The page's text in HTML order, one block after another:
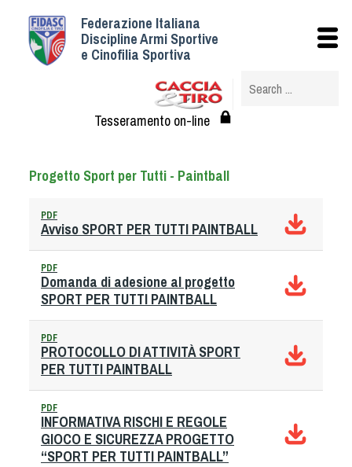
Federazione Italiana
Discipline Armi Sportive
e Cinofilia Sportiva
Tesseramento on-line
Progetto Sport per Tutti - Paintball
PDF
Avviso SPORT PER TUTTI PAINTBALL
PDF
Domanda di adesione al progetto
SPORT PER TUTTI PAINTBALL
PDF
PROTOCOLLO DI ATTIVITÀ SPORT
PER TUTTI PAINTBALL
PDF
INFORMATIVA RISCHI E REGOLE
GIOCO E SICUREZZA PROGETTO
“SPORT PER TUTTI PAINTBALL”
Istituzionale
Struttura
Albo Veterinari federali
Federazione Trasparente
Convenzioni
Società
Albo Fornitori
Referenti e gruppi di lavoro regionali
Tecnici
Direttori di Gara